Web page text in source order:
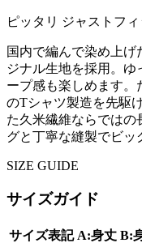
ピッタリ ジャストフィ
国内で編んで染め上げ
ジナル生地を採用。ゆ
ープ感も楽しめます
のTシャツ製造を先駆
た久米繊維ならではの
グと丁寧な縫製でビッ
SIZE GUIDE
サイズガイド
サイズ表記 A:身丈 B: